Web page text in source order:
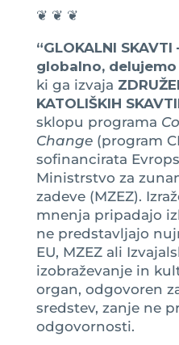
❦ ❦ ❦
“GLOKALNI
globalno,
ki ga izvaja
KATOLIŠKIH
sklopu programa
Change (program
sofinancirata
Ministrstvo za
zadeve (MZEZ).
mnenja pripadajo
ne predstavljajo
EU, MZEZ ali
izobraževanje in
organ, odgovoren
sredstev, zanje ne
odgovornosti.